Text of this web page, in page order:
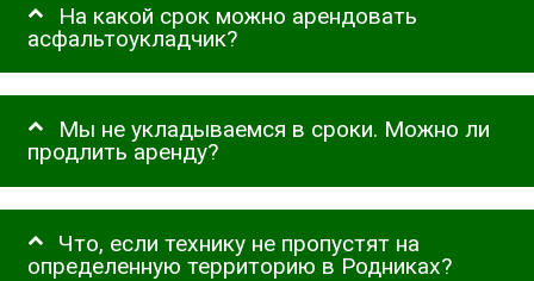
На какой срок можно арендовать
асфальтоукладчик?
Мы не укладываемся в сроки. Можно ли
продлить аренду?
Что, если технику не пропустят на
определенную территорию в Родниках?